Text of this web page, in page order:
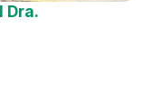
Dra.